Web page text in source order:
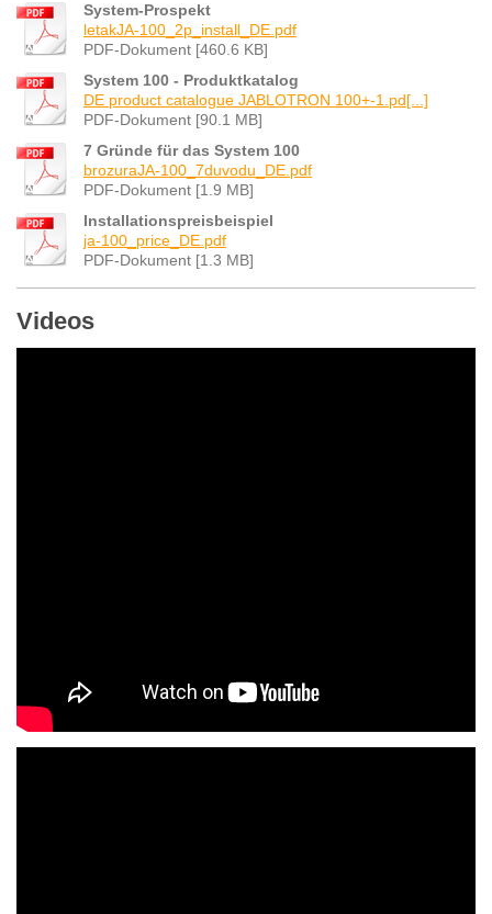
System-Prospekt
letakJA-100_2p_install_DE.pdf
PDF-Dokument [460.6 KB]
System 100 - Produktkatalog
DE product catalogue JABLOTRON 100+-1.pd[...]
PDF-Dokument [90.1 MB]
7 Gründe für das System 100
brozuraJA-100_7duvodu_DE.pdf
PDF-Dokument [1.9 MB]
Installationspreisbeispiel
ja-100_price_DE.pdf
PDF-Dokument [1.3 MB]
Videos